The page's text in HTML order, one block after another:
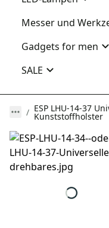
Messer und
Gadgets for men
SALE
ESP LHU-14-37
Kunststoffholster